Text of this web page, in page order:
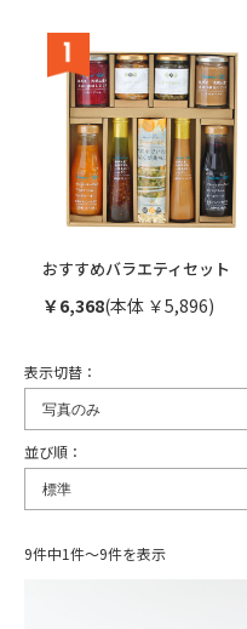
おすすめバラエティセット
￥6,368(本体 ￥5,896)
表示切替：
並び順：
9件中1件～9件を表示